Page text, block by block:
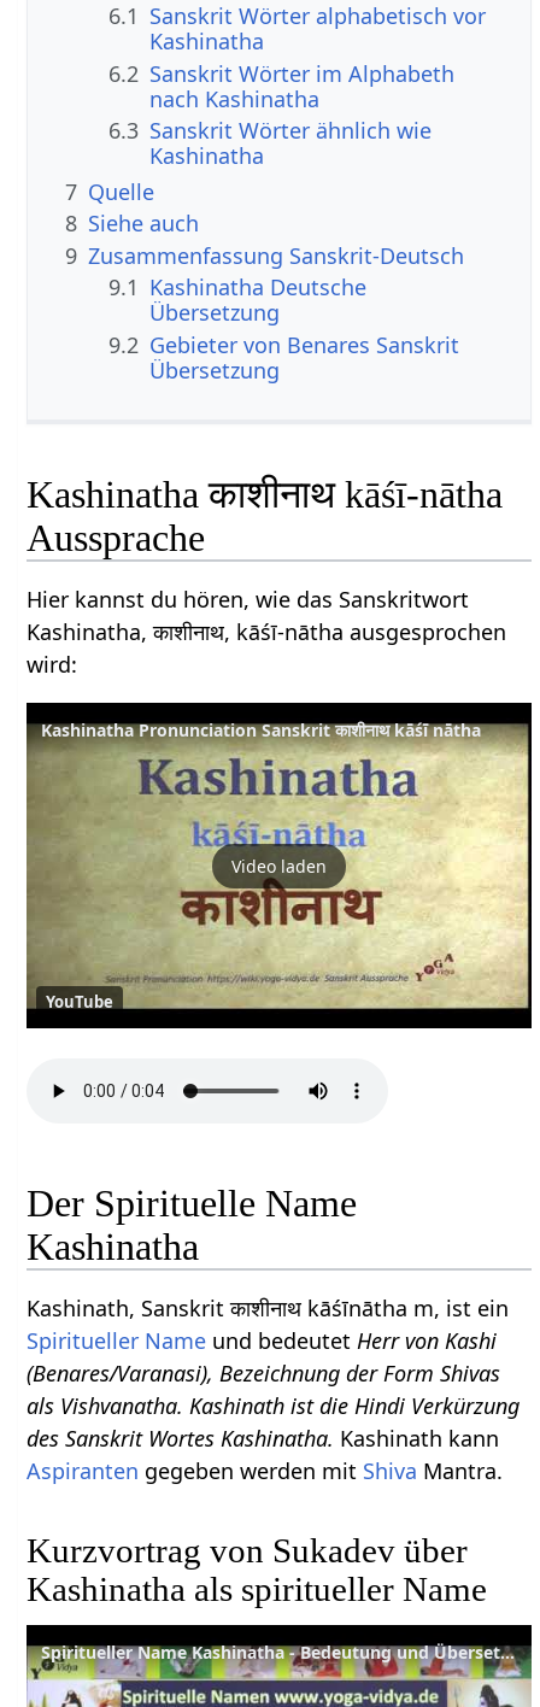
6.1 Sanskrit Wörter alphabetisch vor
Kashinatha
6.2 Sanskrit Wörter im Alphabeth
nach Kashinatha
6.3 Sanskrit Wörter ähnlich wie
Kashinatha
7 Quelle
8 Siehe auch
9 Zusammenfassung Sanskrit-Deutsch
9.1 Kashinatha Deutsche
Übersetzung
9.2 Gebieter von Benares Sanskrit
Übersetzung
Kashinatha काशीनाथ kāśī-nātha
Aussprache
Hier kannst du hören, wie das Sanskritwort
Kashinatha, काशीनाथ, kāśī-nātha ausgesprochen
wird:
Kashinatha Pronunciation Sanskrit काशीनाथ kāśī nātha
Video laden
YouTube
Der Spirituelle Name
Kashinatha
Kashinath, Sanskrit काशीनाथ kāśīnātha m, ist ein
Spiritueller Name und bedeutetHerr von Kashi
(Benares/Varanasi), Bezeichnung der Form Shivas
als Vishvanatha. Kashinath ist die Hindi Verkürzung
des Sanskrit Wortes Kashinatha. Kashinath kann
Aspiranten gegeben werden mit Shiva Mantra.
Kurzvortrag von Sukadev über
Kashinatha als spiritueller Name
Spiritueller Name Kashinatha - Bedeutung und Übersetzung aus dem Sanskrit